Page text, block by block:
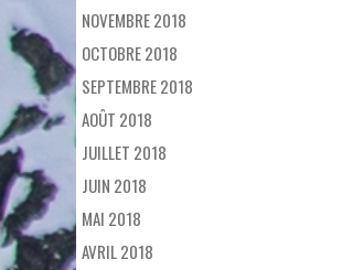
NOVEMBRE 2018
OCTOBRE 2018
SEPTEMBRE 2018
AOÛT 2018
JUILLET 2018
JUIN 2018
MAI 2018
AVRIL 2018